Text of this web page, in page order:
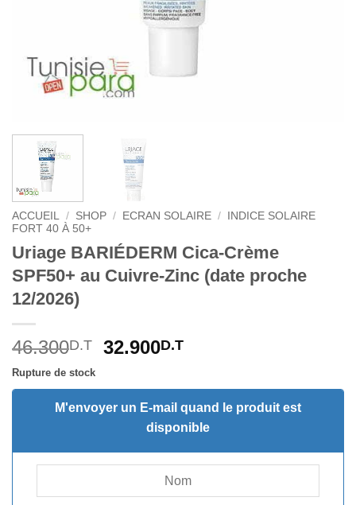
ACCUEIL / SHOP / ECRAN SOLAIRE /
INDICE SOLAIRE
FORT 40 À 50+
Uriage BARIÉDERM Cica-Crème
SPF50+ au Cuivre-Zinc (date proche
12/2026)
46.300D.T
Le
initial
était :
46.300D.T.
32.900D.TLe
actuel
est :
32.900D.T.
Rupture de stock
M'envoyer un E-mail quand le produit est
disponible